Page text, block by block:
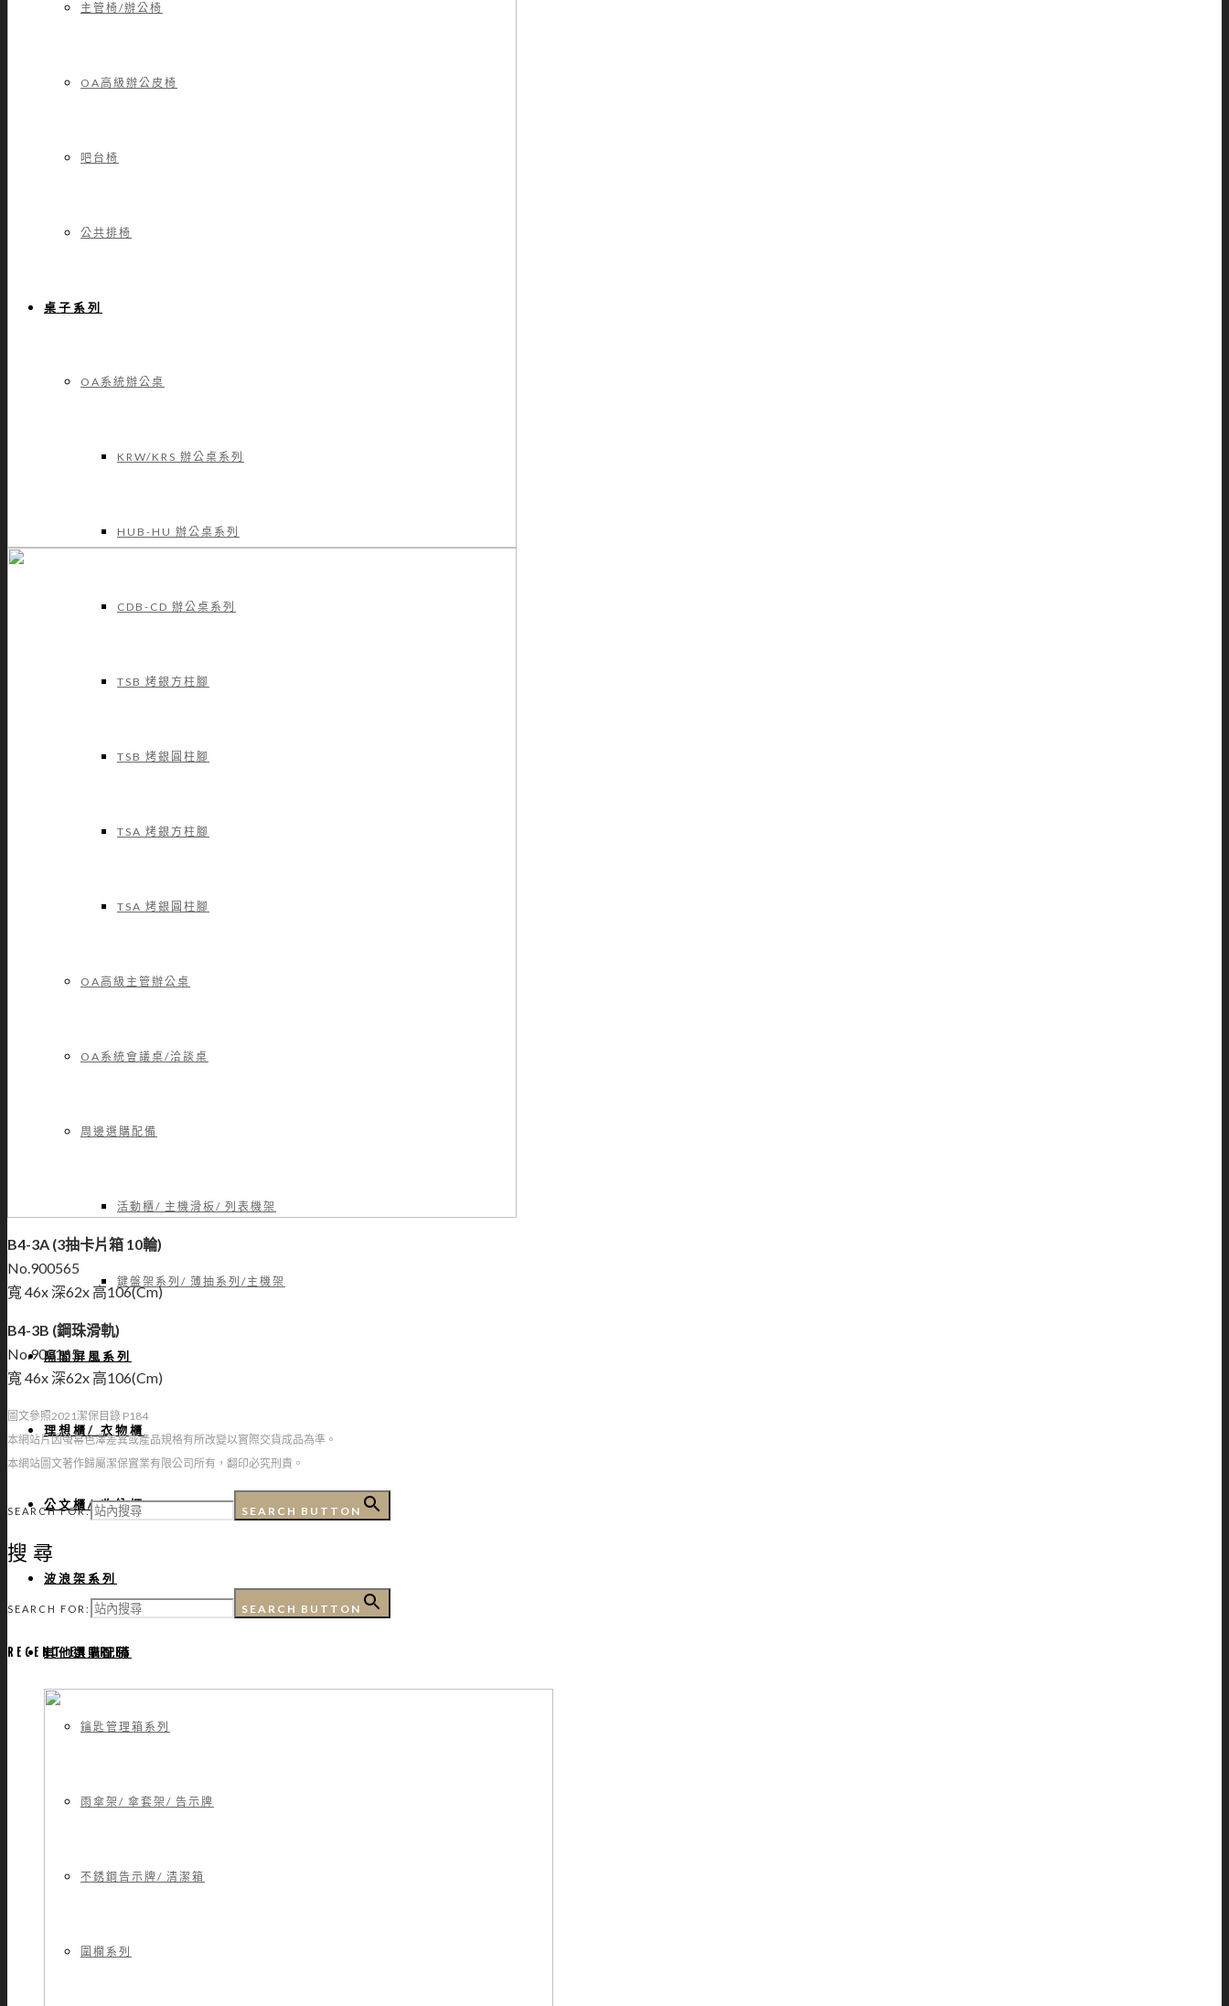
主管椅/辦公椅
OA高級辦公皮椅
吧台椅
公共排椅
桌子系列
OA系統辦公桌
KRW/KRS 辦公桌系列
HUB-HU 辦公桌系列
CDB-CD 辦公桌系列
TSB 烤銀方柱腳
TSB 烤銀圓柱腳
TSA 烤銀方柱腳
TSA 烤銀圓柱腳
OA高級主管辦公桌
OA系統會議桌/洽談桌
周邊選購配備
活動櫃/ 主機滑板/ 列表機架
鍵盤架系列/ 薄抽系列/主機架
隔間屏風系列
理想櫃/ 衣物櫃
公文櫃/ 收納櫃
波浪架系列
其他選購配備
鑰匙管理箱系列
雨傘架/ 傘套架/ 告示牌
不銹鋼告示牌/ 清潔箱
圍欄系列
B4-3A (3抽卡片箱 10輪)
No.900565
寬 46x 深62x 高106(Cm)
B4-3B (鋼珠滑軌)
No.900165
寬 46x 深62x 高106(Cm)
圖文參照2021潔保目錄 P184
本網站片因螢幕色澤差異或產品規格有所改變以實際交貨成品為準。
本網站圖文著作歸屬潔保實業有限公司所有，翻印必究刑責。
SEARCH FOR: SEARCH BUTTON
搜尋
SEARCH FOR: SEARCH BUTTON
RECENT ENTRIES